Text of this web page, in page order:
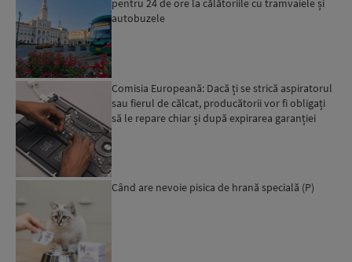
pentru 24 de ore la călătoriile cu tramvaiele și
autobuzele
Comisia Europeană: Dacă ți se strică aspiratorul
sau fierul de călcat, producătorii vor fi obligați
să le repare chiar și după expirarea garanției
Când are nevoie pisica de hrană specială (P)